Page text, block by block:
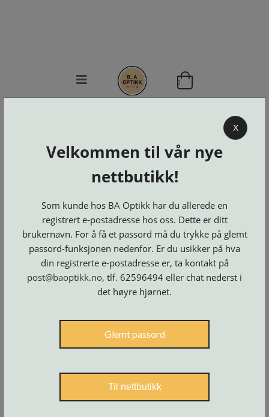
KONTAKT
BESTILL
LOGG INN
0
Brillerens
Brillesnorer
on
og
Suncover
Etuier
Innfatninger
Lesebriller
Luper
ogMaskiner
Microkluter
og
Skruer
Solbriller
Verktøy
og
tilbehør
X
Velkommen til vår nye
nettbutikk!
Som kunde hos BA Optikk har du allerede en
registrert e-postadresse hos oss. Dette er ditt
brukernavn. For å få et passord må du trykke på glemt
passord-funksjonen nedenfor. Er du usikker på hva
din registrerte e-postadresse er, ta kontakt på
post@baoptikk.no, tlf. 62596494 eller chat nederst i
det høyre hjørnet.
Glemt passord
Til nettbutikk